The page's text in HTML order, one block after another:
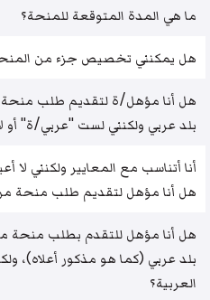
ما هي المدة المتوقعة للمنحة؟
هل يمكنني تخصيص جزء من
هل أنا مؤهل/ة لتقديم طلب
بلد عربي ولكنني لست "عربي/ة" أو
أنا أتناسب مع المعايير ولكنني لا
هل أنا مؤهل لتقديم طلب منحة
هل أنا مؤهل للتقدم بطلب منحة
بلد عربي (كما هو مذكور أعلاه)،
العربية؟